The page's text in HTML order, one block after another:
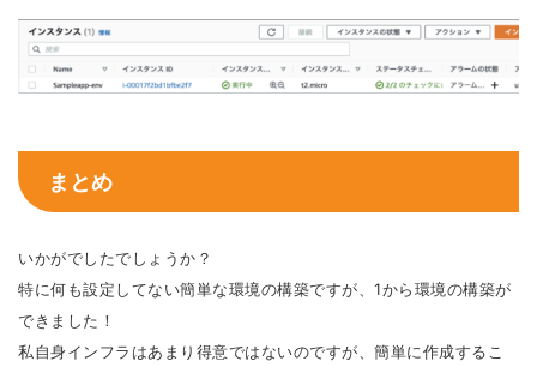
まとめ
いかがでしたでしょうか？
特に何も設定してない簡単な環境の構築ですが、1から環境の構築が
できました！
私自身インフラはあまり得意ではないのですが、簡単に作成するこ